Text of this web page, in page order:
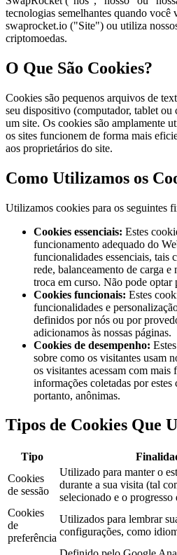
tecnologias semelhantes quando você
swaprocket.io ("Site") ou utiliza
criptomoedas.
O Que São Cookies?
Cookies são pequenos arquivos de
seu dispositivo (computador, tablet
um site. Os cookies são amplamente
os sites funcionem de forma mais
aos proprietários do site.
Como Utilizamos os
Utilizamos cookies para os seguintes
Cookies essenciais: Estes
funcionamento adequado do
funcionalidades essenciais, tais
rede, balanceamento de carga e
troca em curso. Não pode optar
Cookies funcionais: Estes
funcionalidades e
definidos por nós ou por
adicionamos às nossas páginas.
Cookies de desempenho:
sobre como os visitantes usam
os visitantes acessam com mais
informações coletadas por estes
portanto, anônimas.
Tipos de Cookies Que
Tipo
Cookies
de sessão
Utilizado para manter o
durante a sua visita (tal
selecionado e o progresso
Cookies
de
preferência
Utilizados para lembrar
configurações, como